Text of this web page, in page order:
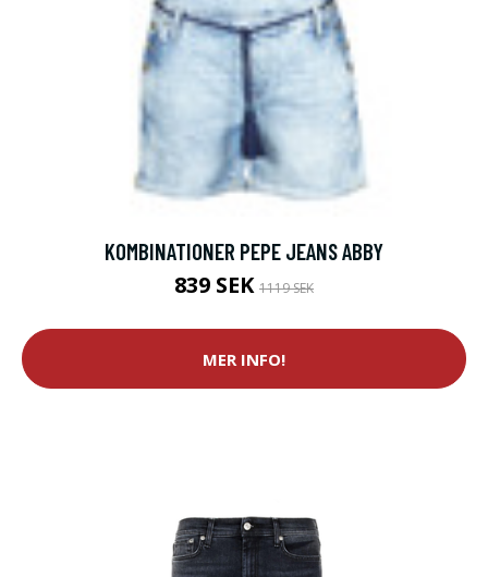
KOMBINATIONER PEPE JEANS ABBY
839 SEK 1119 SEK
MER INFO!